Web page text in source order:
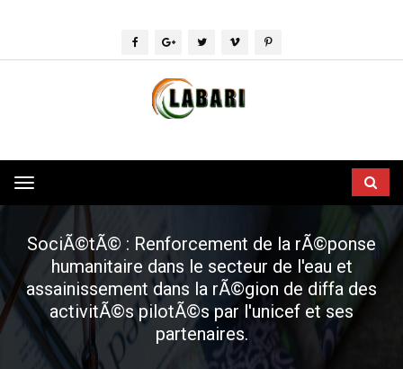
Toggle
navigation
SociÃ©tÃ© : Renforcement de la rÃ©ponse
humanitaire dans le secteur de l'eau et
assainissement dans la rÃ©gion de diffa des
activitÃ©s pilotÃ©s par l'unicef et ses
partenaires.